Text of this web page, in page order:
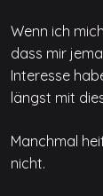
Wenn ich
dass mir
Interesse
längst mit
Manchmal
nicht.